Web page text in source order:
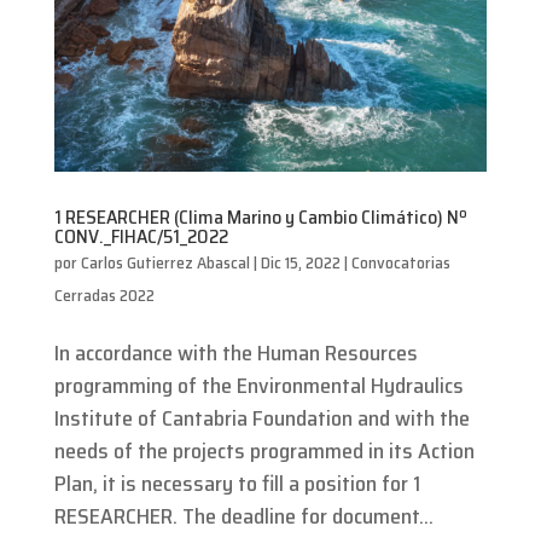
1 RESEARCHER (Clima Marino y Cambio Climático) Nº
CONV._FIHAC/51_2022
porCarlos Gutierrez Abascal|Dic 15, 2022|Convocatorias
Cerradas 2022
In accordance with the Human Resources
programming of the Environmental Hydraulics
Institute of Cantabria Foundation and with the
needs of the projects programmed in its Action
Plan, it is necessary to fill a position for 1
RESEARCHER. The deadline for document...